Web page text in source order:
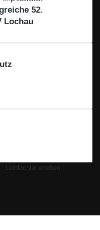
52.
Lochau
Leiblachtal erleben